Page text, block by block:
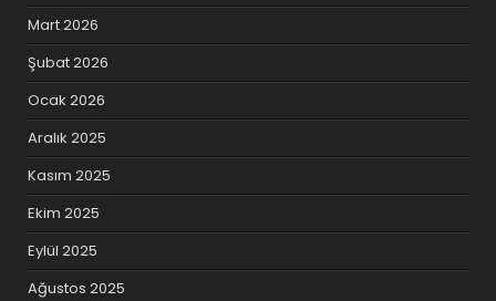
Mart 2026
Şubat 2026
Ocak 2026
Aralık 2025
Kasım 2025
Ekim 2025
Eylül 2025
Ağustos 2025